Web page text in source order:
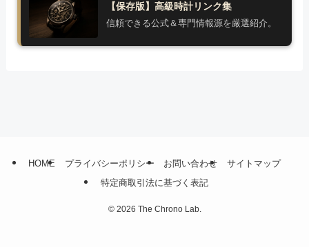
【保存版】高級時計リンク集
信頼できる公式＆専門情報源を厳選紹介。
HOME プライバシーポリシー お問い合わせ
サイトマップ
特定商取引法に基づく表記
©2026 The Chrono Lab.